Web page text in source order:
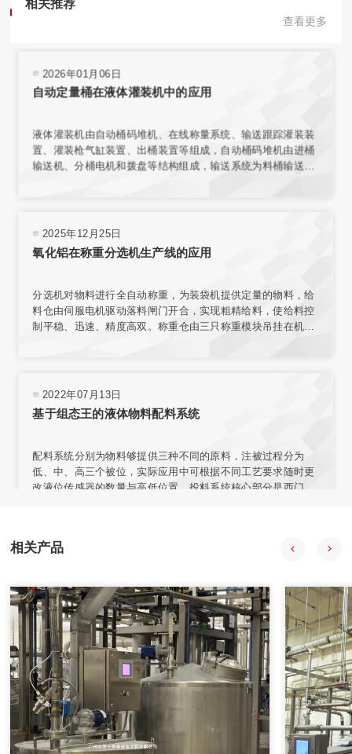
相关推荐
查看更多
2026年01月06日
自动定量桶在液体灌装机中的应用
液体灌装机由自动桶码堆机、在线称量系统、输送跟踪灌装装
置、灌装枪气缸装置、出桶装置等组成，自动桶码堆机由进桶
输送机、分桶电机和拨盘等结构组成，输送系统为料桶输送增
2025年12月25日
氧化铝在称重分选机生产线的应用
分选机对物料进行全自动称重，为装袋机提供定量的物料，给
料仓由伺服电机驱动落料闸门开合，实现粗精给料，使给料控
制平稳、迅速、精度高双。称重仓由三只称重模块吊挂在机架
量，称量模块固定在网板上，且允许重新安装传感器排列位置
2022年07月13日
基于组态王的液体物料配料系统
配料系统分别为物料够提供三种不同的原料，注被过程分为
低、中、高三个被位，实际应用中可根据不同工艺要求随时更
改液位传感器的数量与高低位置。投料系统核心部分是西门子
会获得数据并通过组态王特其同步显示。
2020年08月18日
自动配料系统采用中药工艺控制技术、计算机技术、信息技
术、现代检测技术、APC技术和专家系统，提供自动化整体解
决方案。
2020年08月18日
计算机在减重法施胶配料系统中的应用
相关产品